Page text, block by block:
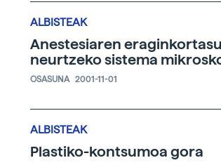
ALBISTEAK
Anestesiaren
neurtzeko sistema
OSASUNA 2001-11-01
ALBISTEAK
Plastiko-kontsumoa gora